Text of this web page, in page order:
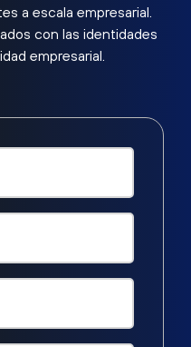
a escala empresarial.
con las identidades
empresarial.